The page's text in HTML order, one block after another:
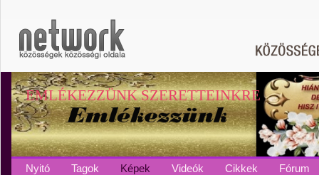
EMLÉKEZZÜNK SZERETTEINKRE
Nyitó Tagok Képek Videók Cikkek Fórum